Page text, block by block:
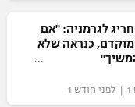
לגרמניה: "אם
כנראה שלא